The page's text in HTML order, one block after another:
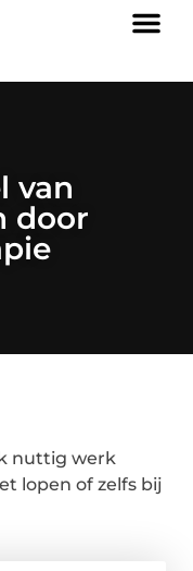
van
door
nuttig werk
lopen of zelfs bij